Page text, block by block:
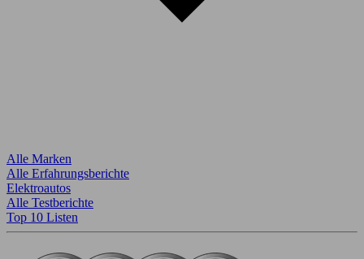
Alle Marken
Alle Erfahrungsberichte
Elektroautos
Alle Testberichte
Top 10 Listen